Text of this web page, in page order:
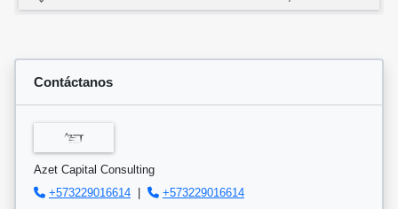
Contáctanos
Azet Capital Consulting
+573229016614 |
+573229016614